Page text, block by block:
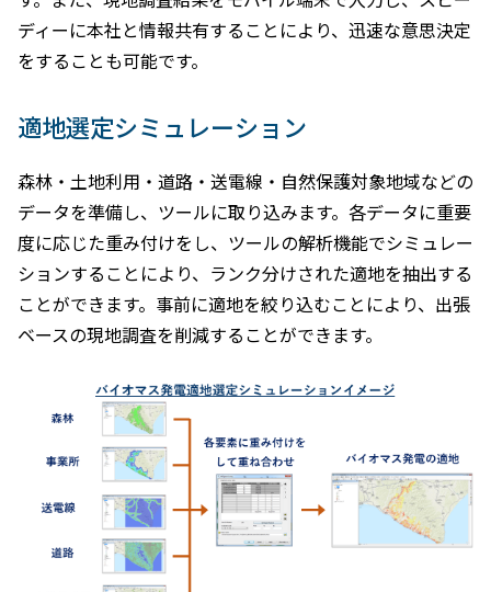
ディーに本社と情報共有することにより、迅速な意思決定
をすることも可能です。
適地選定シミュレーション
森林・土地利用・道路・送電線・自然保護対象地域などの
データを準備し、ツールに取り込みます。各データに重要
度に応じた重み付けをし、ツールの解析機能でシミュレー
ションすることにより、ランク分けされた適地を抽出する
ことができます。事前に適地を絞り込むことにより、出張
ベースの現地調査を削減することができます。